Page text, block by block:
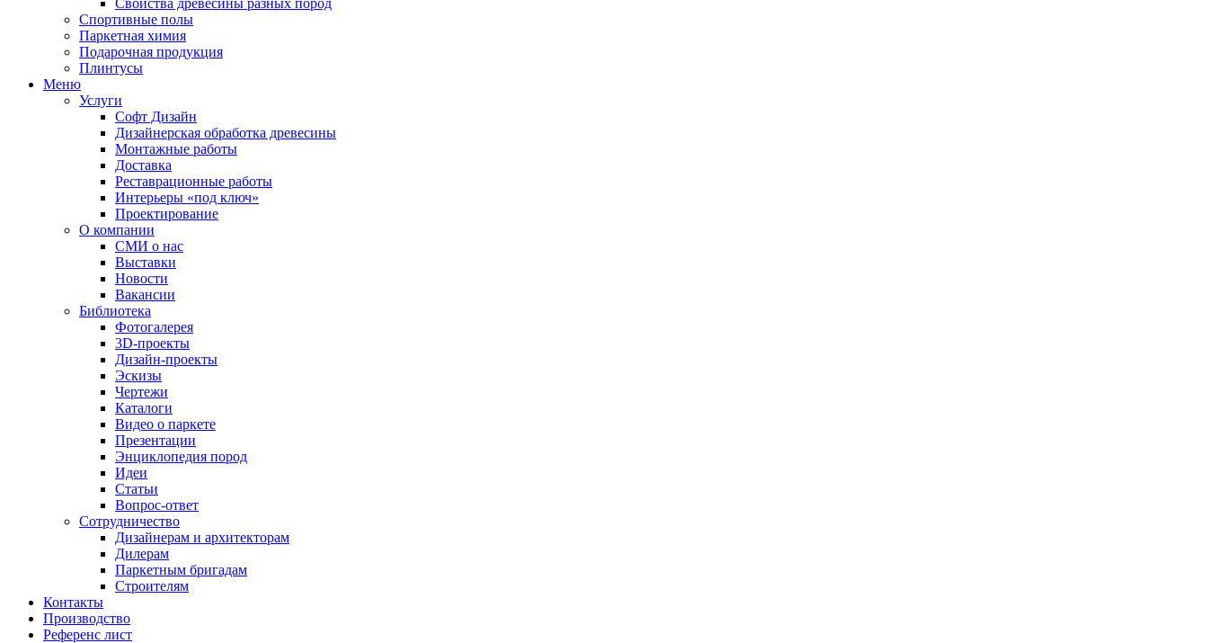
Свойства древесины разных пород
Спортивные полы
Паркетная химия
Подарочная продукция
Плинтусы
Меню
Услуги
Софт Дизайн
Дизайнерская обработка древесины
Монтажные работы
Доставка
Реставрационные работы
Интерьеры «под ключ»
Проектирование
О компании
СМИ о нас
Выставки
Новости
Вакансии
Библиотека
Фотогалерея
3D-проекты
Дизайн-проекты
Эскизы
Чертежи
Каталоги
Видео о паркете
Презентации
Энциклопедия пород
Идеи
Статьи
Вопрос-ответ
Сотрудничество
Дизайнерам и архитекторам
Дилерам
Паркетным бригадам
Строителям
Контакты
Производство
Референс лист